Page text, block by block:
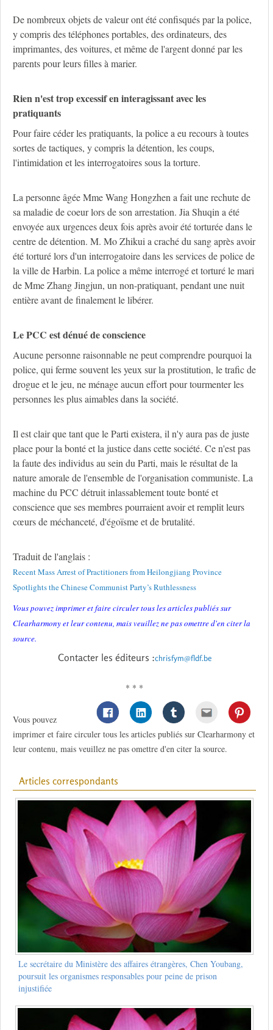
De nombreux objets de valeur ont été confisqués par la police,
y compris des téléphones portables, des ordinateurs, des
imprimantes, des voitures, et même de l'argent donné par les
parents pour leurs filles à marier.
Rien n'est trop excessif en interagissant avec les
pratiquants
Pour faire céder les pratiquants, la police a eu recours à toutes
sortes de tactiques, y compris la détention, les coups,
l'intimidation et les interrogatoires sous la torture.
La personne âgée Mme Wang Hongzhen a fait une rechute de
sa maladie de coeur lors de son arrestation. Jia Shuqin a été
envoyée aux urgences deux fois après avoir été torturée dans le
centre de détention. M. Mo Zhikui a craché du sang après avoir
été torturé lors d'un interrogatoire dans les services de police de
la ville de Harbin. La police a même interrogé et torturé le mari
de Mme Zhang Jingjun, un non-pratiquant, pendant une nuit
entière avant de finalement le libérer.
Le PCC est dénué de conscience
Aucune personne raisonnable ne peut comprendre pourquoi la
police, qui ferme souvent les yeux sur la prostitution, le trafic de
drogue et le jeu, ne ménage aucun effort pour tourmenter les
personnes les plus aimables dans la société.
Il est clair que tant que le Parti existera, il n'y aura pas de juste
place pour la bonté et la justice dans cette société. Ce n'est pas
la faute des individus au sein du Parti, mais le résultat de la
nature amorale de l'ensemble de l'organisation communiste. La
machine du PCC détruit inlassablement toute bonté et
conscience que ses membres pourraient avoir et remplit leurs
cœurs de méchanceté, d'égoïsme et de brutalité.
Traduit de l'anglais :
Recent Mass Arrest of Practitioners from Heilongjiang Province
Spotlights the Chinese Communist Party’s Ruthlessness
Vous pouvez imprimer et faire circuler tous les articles publiés sur
Clearharmony et leur contenu, mais veuillez ne pas omettre d'en citer la
source.
Contacter les éditeurs :chrisfym@fldf.be
* * *
Vous pouvez
imprimer et faire circuler tous les articles publiés sur Clearharmony et
leur contenu, mais veuillez ne pas omettre d'en citer la source.
Articles correspondants
Le secrétaire du Ministère des affaires étrangères, Chen Youbang,
poursuit les organismes responsables pour peine de prison
injustifiée